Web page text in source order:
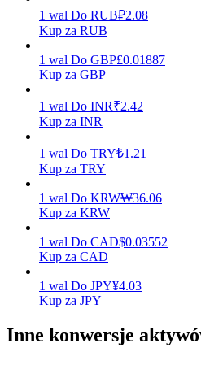
Mocna Świnka
Stawianie
Wysokie zyski i
1 wal Do RUB₽2.08
Kup za RUB
1 wal Do GBP£0.01887
Kup za GBP
1 wal Do INR₹2.42
Kup za INR
1 wal Do TRY₺1.21
Kup za TRY
1 wal Do KRW₩36.06
Kup za KRW
1 wal Do CAD$0.03552
Kup za CAD
1 wal Do JPY¥4.03
Kup za JPY
Inne konwersje